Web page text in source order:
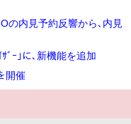
の内見予約反響から､内見
ｻﾞｰ｣に､新機能を追加
開催